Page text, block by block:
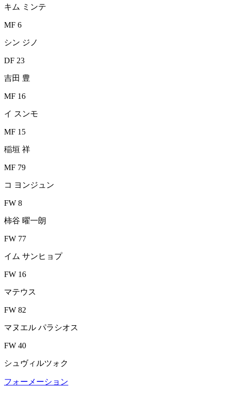
キム ミンテ
MF 6
シン ジノ
DF 23
吉田 豊
MF 16
イ スンモ
MF 15
稲垣 祥
MF 79
コ ヨンジュン
FW 8
柿谷 曜一朗
FW 77
イム サンヒョプ
FW 16
マテウス
FW 82
マヌエル パラシオス
FW 40
シュヴィルツォク
フォーメーション